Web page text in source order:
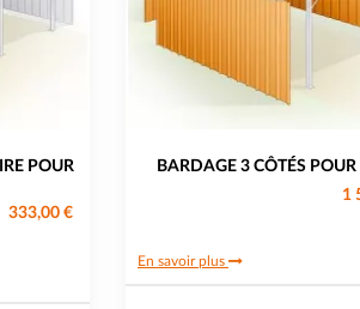
POUR
333,00 €
BARDAGE 3 CÔTÉS
1
En savoir plus